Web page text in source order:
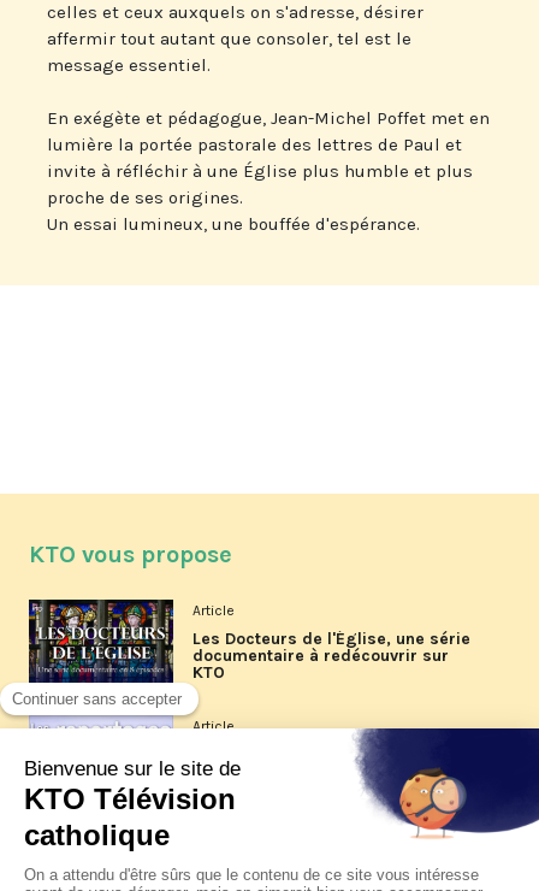
celles et ceux auxquels on s'adresse, désirer
affermir tout autant que consoler, tel est le
message essentiel.
En exégète et pédagogue, Jean-Michel Poffet met en
lumière la portée pastorale des lettres de Paul et
invite à réfléchir à une Église plus humble et plus
proche de ses origines.
Un essai lumineux, une bouffée d'espérance.
KTO vous propose
Article
Les Docteurs de l'Église, une série
documentaire à redécouvrir sur
KTO
Article
Les reportages d'été 2026 de KTO
La visite pastorale du pape Léon
XIV à Assise à suivre sur KTO le